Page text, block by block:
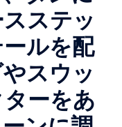
ステッ
ルを配
スウッ
ーをあ